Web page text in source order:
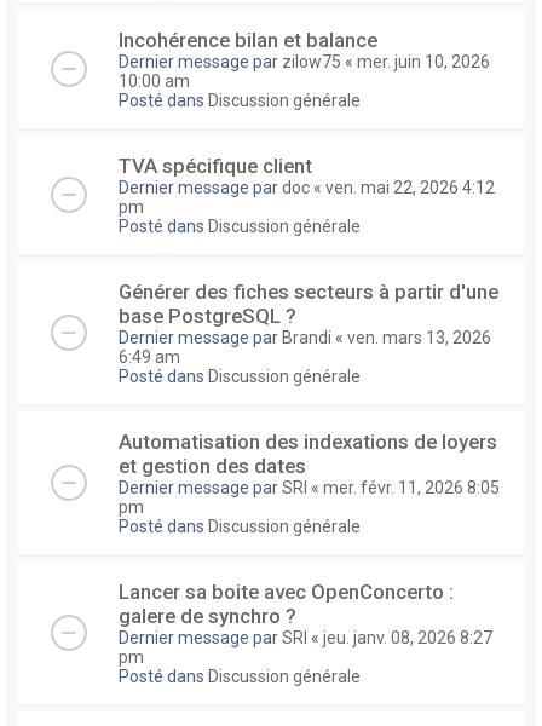
Incohérence bilan et balance
Dernier message par zilow75 « mer. juin 10, 2026
10:00 am
Posté dans Discussion générale
TVA spécifique client
Dernier message pardoc « ven. mai 22, 2026 4:12
pm
Posté dans Discussion générale
Générer des fiches secteurs à partir d'une
base PostgreSQL ?
Dernier message par Brandi « ven. mars 13, 2026
6:49 am
Posté dans Discussion générale
Automatisation des indexations de loyers
et gestion des dates
Dernier message parSRI « mer. févr. 11, 2026 8:05
pm
Posté dans Discussion générale
Lancer sa boite avec OpenConcerto :
galere de synchro ?
Dernier message parSRI « jeu. janv. 08, 2026 8:27
pm
Posté dans Discussion générale